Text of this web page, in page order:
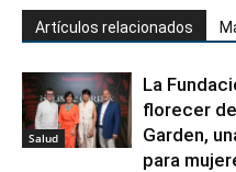
Artículos relacionados
Salud
La
florecer
Garden,
para